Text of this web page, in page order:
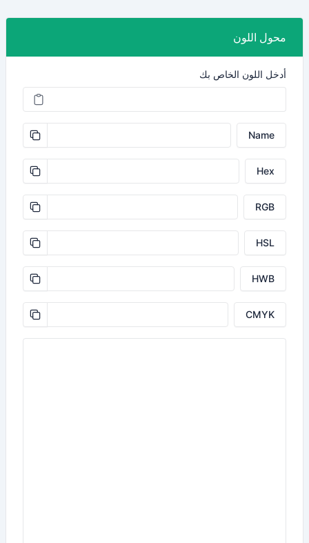
محول اللون
أدخل اللون الخاص بك
Name
Hex
RGB
HSL
HWB
CMYK